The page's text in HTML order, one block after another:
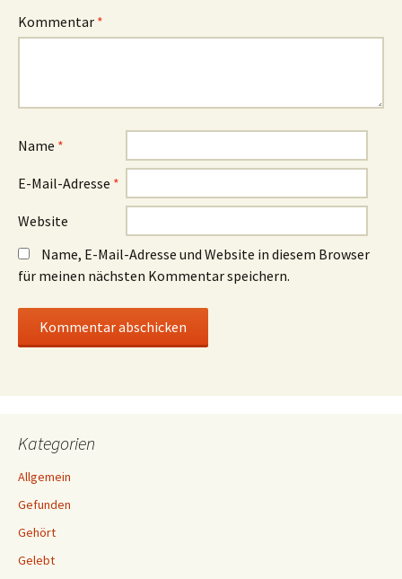
Kommentar *
Name *
E-Mail-Adresse *
Website
Name, E-Mail-Adresse und Website in diesem Browser
für meinen nächsten Kommentar speichern.
Kategorien
Allgemein
Gefunden
Gehört
Gelebt